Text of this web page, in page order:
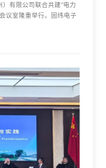
有限公司联合共建“电力
议室隆重举行。固纬电子